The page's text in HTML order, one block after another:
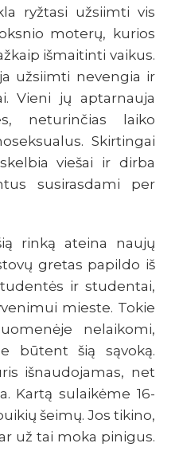
ryžtasi užsiimti vis
moterų, kurios
išmaitinti vaikus.
užsiimti nevengia ir
Vieni jų aptarnauja
neturinčias laiko
Skirtingai
viešai ir dirba
susirasdami per
rinką ateina naujų
gretas papildo iš
ir studentai,
mieste. Tokie
nelaikomi,
būtent šią sąvoką.
išnaudojamas, net
Kartą sulaikėme 16-
šeimų. Jos tikino,
už tai moka pinigus.